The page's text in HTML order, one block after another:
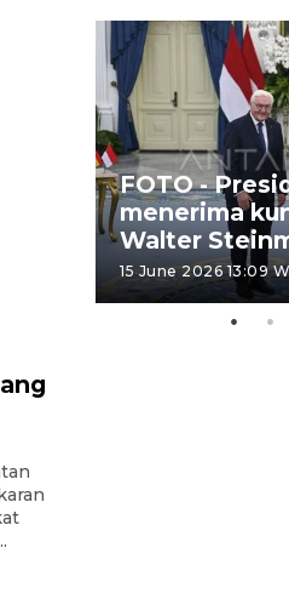
FOTO -
menerima
Walter
15 June 2026 13:09